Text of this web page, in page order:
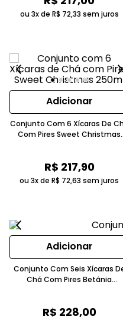
ou 3x de R$ 72,33 sem juros
Adicionar
Conjunto Com 6 Xícaras De
Com Pires Sweet Christmas
R$ 217,90
ou 3x de R$ 72,63 sem juros
Adicionar
Conjunto Com Seis Xícaras
Chá Com Pires Betânia
R$ 228,00